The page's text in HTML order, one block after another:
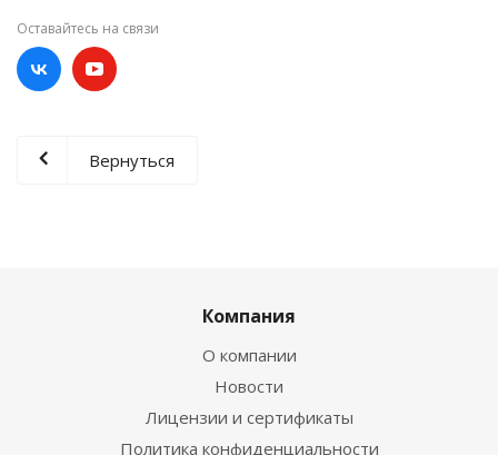
Оставайтесь на связи
Вернуться
Компания
О компании
Новости
Лицензии и сертификаты
Политика конфиденциальности